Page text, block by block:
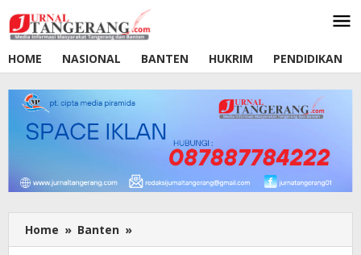
ke
konten
HOME
NASIONAL BANTEN HUKRIM PENDIDIKAN
Home » Banten »
Tangerang